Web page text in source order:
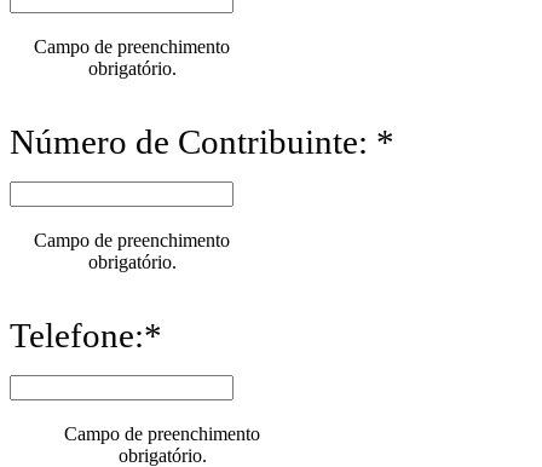
Campo de preenchimento
obrigatório.
Número de Contribuinte: *
Campo de preenchimento
obrigatório.
Telefone:*
Campo de preenchimento
obrigatório.